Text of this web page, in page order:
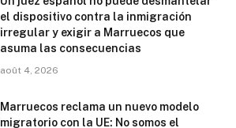
el dispositivo contra la inmigración
irregular y exigir a Marruecos que
asuma las consecuencias
août 4, 2026
Marruecos reclama un nuevo modelo
migratorio con la UE: No somos el